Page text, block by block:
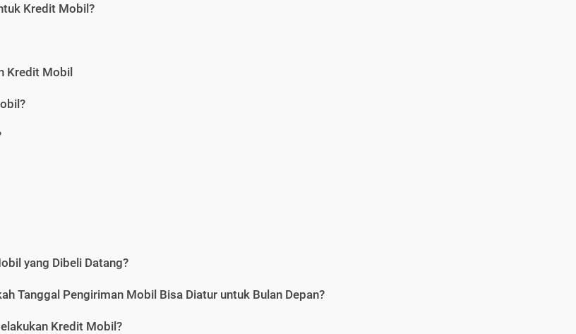
Kredit Mobil?
Kredit Mobil
yang Dibeli Datang?
Tanggal Pengiriman Mobil Bisa Diatur untuk Bulan Depan?
Kredit Mobil?